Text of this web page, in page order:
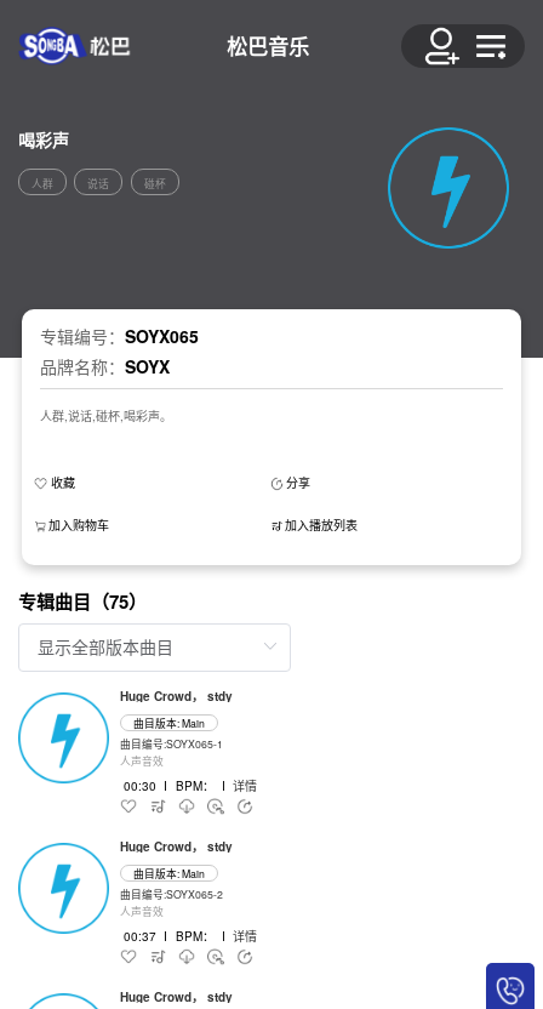
松巴音乐
喝彩声
人群 说话 碰杯
专辑编号： SOYX065
品牌名称： SOYX
人群,说话,碰杯,喝彩声。
收藏 分享
加入购物车 加入播放列表
专辑曲目（75）
Huge Crowd， stdy
曲目版本: Main
曲目编号:SOYX065-1
人声音效
00:30 I BPM： I 详情
Huge Crowd， stdy
曲目版本: Main
曲目编号:SOYX065-2
人声音效
00:37 I BPM： I 详情
Huge Crowd， stdy